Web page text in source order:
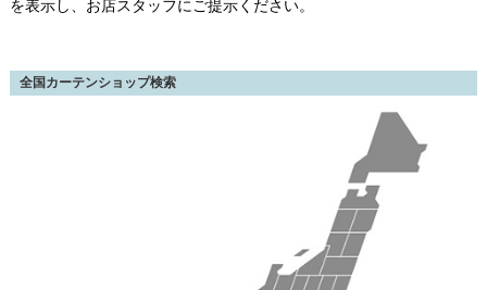
を表示し、お店スタッフにご提示ください。
全国カーテンショップ検索